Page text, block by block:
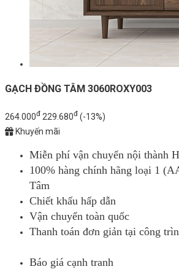
GẠCH ĐỒNG TÂM 3060ROXY003
264.000đ 229.680đ (-13%)
Khuyến mãi
Miễn phí vận chuyển nội
100% hàng chính hãng loại 1
Tâm
Chiết khấu
Vận chuyển toàn quốc
Thanh toán đơn giản
Báo giá cạnh tranh